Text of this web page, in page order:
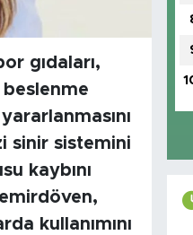
gıdaları,
sinir sistemini
kaybını
kullanımını